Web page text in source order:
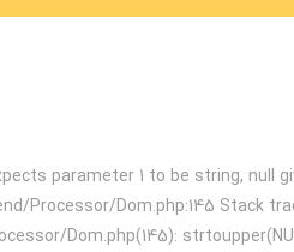
parameter 1 to be string,
Processor/Dom.php:145 Stack
Dom.php(145):